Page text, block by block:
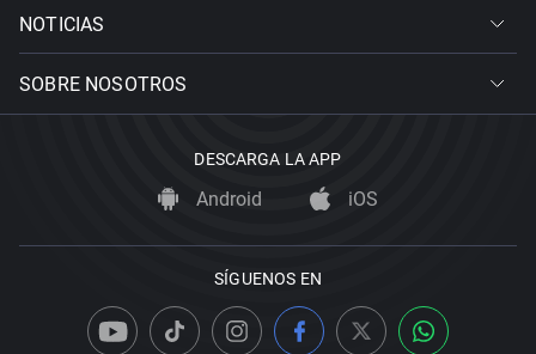
NOTICIAS
SOBRE NOSOTROS
DESCARGA LA APP
Android iOS
SÍGUENOS EN